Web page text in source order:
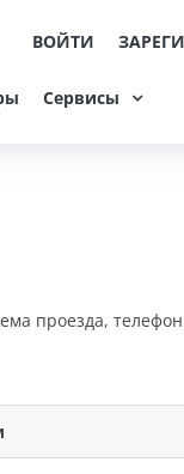
ВОЙТИ
Сервисы
проезда,